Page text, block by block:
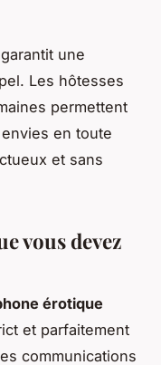
garantit une
Les hôtesses
permettent
en toute
et sans
vous devez
érotique
et parfaitement
communications